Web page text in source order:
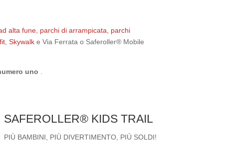
alta fune, parchi di arrampicata, parchi
,Skywalk e Via Ferrata o Saferoller® Mobile
uno
SAFEROLLER® KIDS TRAIL
PIÙ BAMBINI, PIÙ DIVERTIMENTO, PIÙ SOLDI!